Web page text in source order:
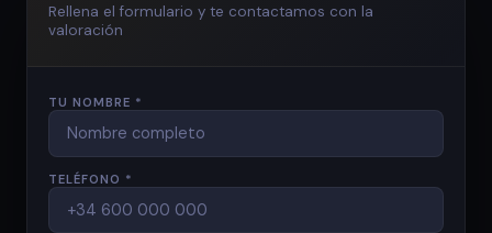
Rellena el formulario y te contactamos con la
valoración
TU NOMBRE *
TELÉFONO *